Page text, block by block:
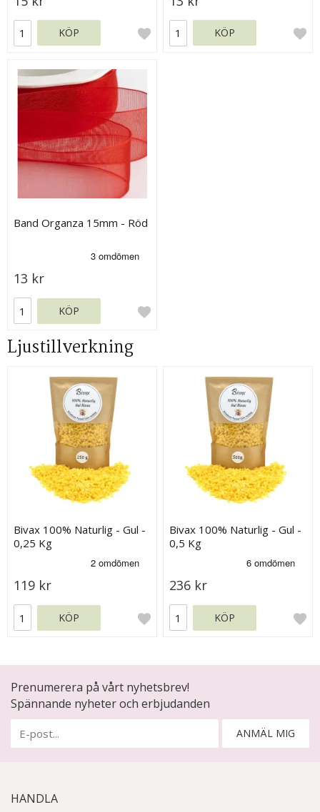
KÖP KÖP
Band Organza 15mm - Röd
13 kr
KÖP
Ljustillverkning
Bivax 100% Naturlig - Gul -
0,25 Kg
119 kr
KÖP
Bivax 100% Naturlig - Gul -
0,5 Kg
236 kr
KÖP
Prenumerera på vårt nyhetsbrev!
Spännande nyheter och erbjudanden
ANMÄL MIG
HANDLA